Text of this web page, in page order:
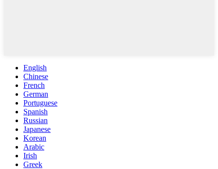
English
Chinese
French
German
Portuguese
Spanish
Russian
Japanese
Korean
Arabic
Irish
Greek